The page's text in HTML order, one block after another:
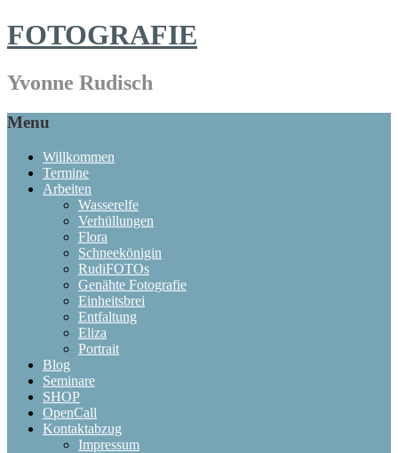
FOTOGRAFIE
Yvonne Rudisch
Menu
Willkommen
Termine
Arbeiten
Wasserelfe
Verhüllungen
Flora
Schneekönigin
RudiFOTOs
Genähte Fotografie
Einheitsbrei
Entfaltung
Eliza
Portrait
Blog
Seminare
SHOP
OpenCall
Kontaktabzug
Impressum